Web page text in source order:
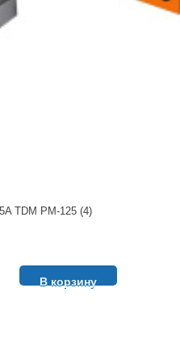
TDM РМ-125 (4)
В корзину